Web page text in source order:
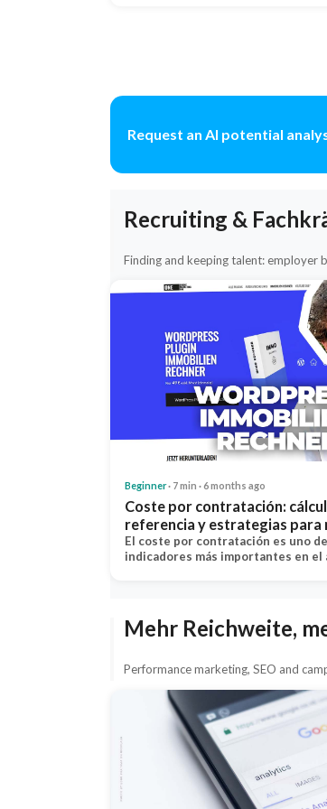
Request an AI potential
Recruiting &
Finding and keeping talent: employer
Beginner· 7 min · 6 months ago
Coste por contratación:
referencia y estrategias para
El coste por contratación es uno
indicadores más importantes en el
Mehr Reichweite,
Performance marketing, SEO and